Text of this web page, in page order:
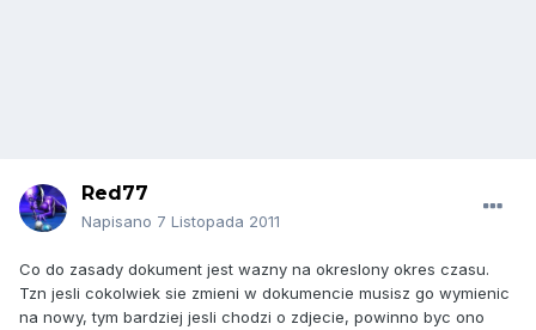
Red77
Napisano 7 Listopada 2011
Co do zasady dokument jest wazny na okreslony okres czasu.
Tzn jesli cokolwiek sie zmieni w dokumencie musisz go wymienic
na nowy, tym bardziej jesli chodzi o zdjecie, powinno byc ono